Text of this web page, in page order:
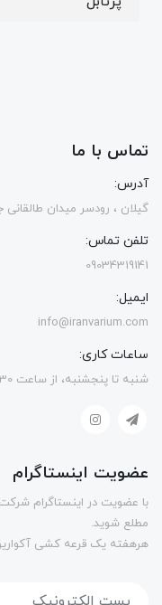
تماس با ما
آدرس:
گیلان ، رودسر میدان طالقانی
تلفن تماس:
09034319141
ایمیل:
info@iranvarium.com
ساعات کاری:
شنبه تا پنجشنبه، از ساعت 9.30 الی 21.30
عضویت اینستاگرام
با عضویت در اینستاگرام شرکت
مطلع شوید.
هرهفته یک قرعه کشی آکواریوم